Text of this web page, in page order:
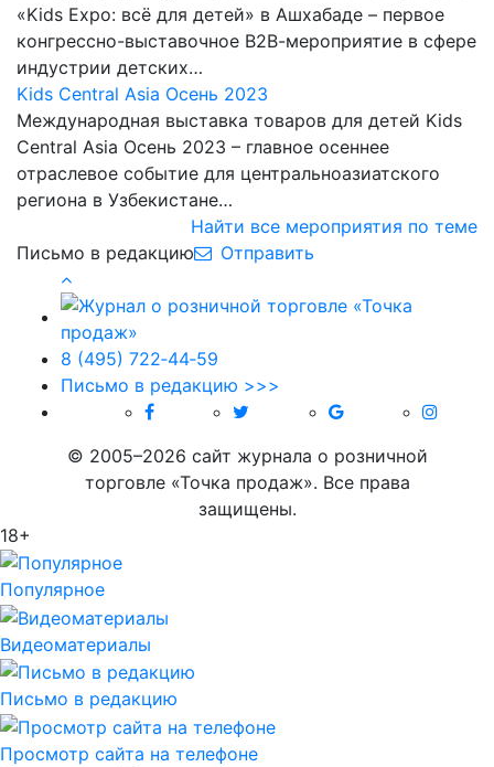
«Kids Expo: всё для детей» в Ашхабаде – первое
конгрессно-выставочное В2В-мероприятие в сфере
индустрии детских…
Kids Central Asia Осень 2023
Международная выставка товаров для детей Kids
Central Asia Осень 2023 – главное осеннее
отраслевое событие для центральноазиатского
региона в Узбекистане…
Найти все мероприятия по теме
Письмо в редакцию
Отправить
8 (495) 722‑44‑59
Письмо в редакцию >>>
© 2005–2026 сайт журнала о розничной
торговле «Точка продаж». Все права
защищены.
18+
Популярное
Видеоматериалы
Письмо в редакцию
Просмотр сайта на телефоне